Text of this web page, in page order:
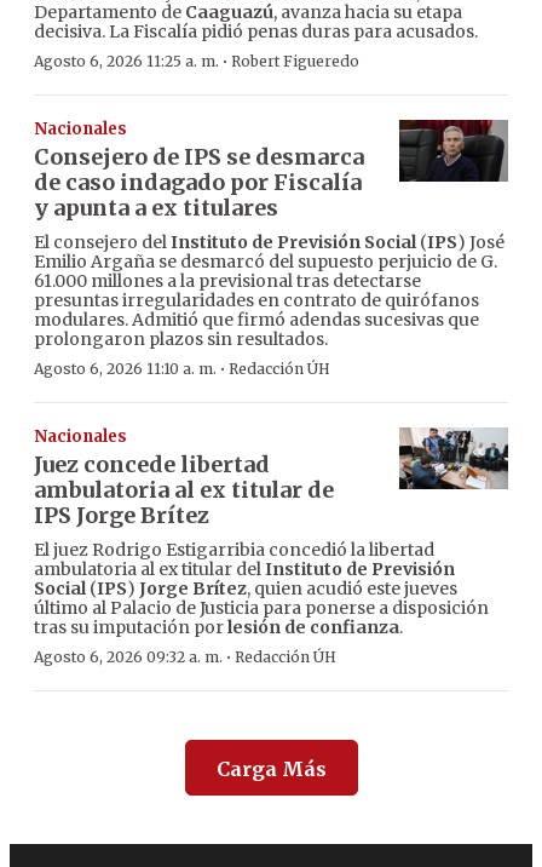
Departamento de Caaguazú, avanza hacia su etapa
decisiva. La Fiscalía pidió penas duras para acusados.
Agosto 6, 2026 11:25 a. m. · Robert Figueredo
Nacionales
Consejero de IPS se desmarca
de caso indagado por Fiscalía
y apunta a ex titulares
El consejero delInstituto de Previsión Social(IPS) José
Emilio Argaña se desmarcó del supuesto perjuicio de G.
61.000 millones a la previsional tras detectarse
presuntas irregularidades en contrato de quirófanos
modulares. Admitió que firmó adendas sucesivas que
prolongaron plazos sin resultados.
Agosto 6, 2026 11:10 a. m. · Redacción ÚH
Nacionales
Juez concede libertad
ambulatoria al ex titular de
IPS Jorge Brítez
El juez Rodrigo Estigarribia concedió la libertad
ambulatoria al ex titular delInstituto de Previsión
Social(IPS) Jorge Brítez, quien acudió este jueves
último al Palacio de Justicia para ponerse a disposición
tras su imputación porlesión de confianza.
Agosto 6, 2026 09:32 a. m. · Redacción ÚH
Carga Más